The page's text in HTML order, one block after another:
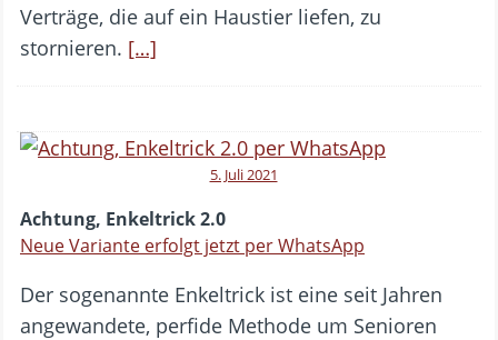
Verträge, die auf ein Haustier liefen, zu
stornieren. […]
5. Juli 2021
Achtung, Enkeltrick 2.0
Neue Variante erfolgt jetzt per WhatsApp
Der sogenannte Enkeltrick ist eine seit Jahren
angewandete, perfide Methode um Senioren